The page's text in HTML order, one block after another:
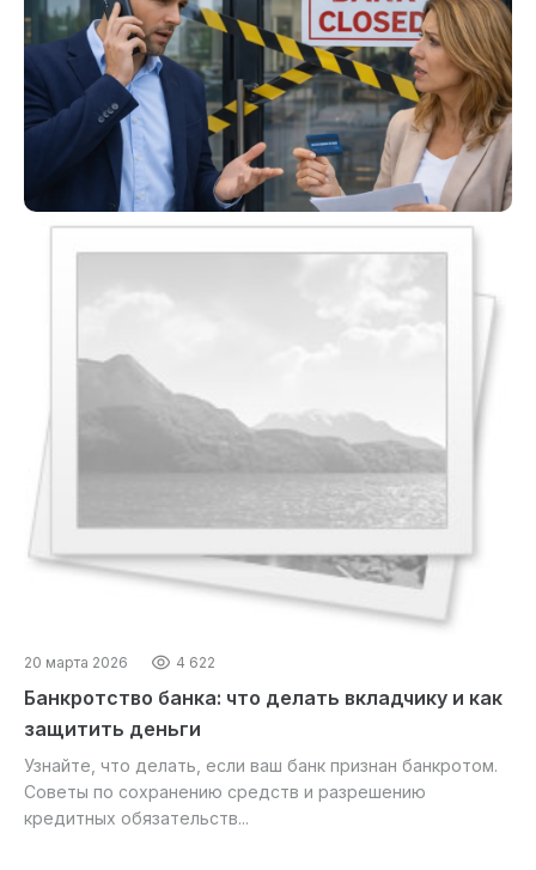
20 марта 2026 4 622
Банкротство банка: что делать вкладчику и как
защитить деньги
Узнайте, что делать, если ваш банк признан банкротом.
Советы по сохранению средств и разрешению
кредитных обязательств...